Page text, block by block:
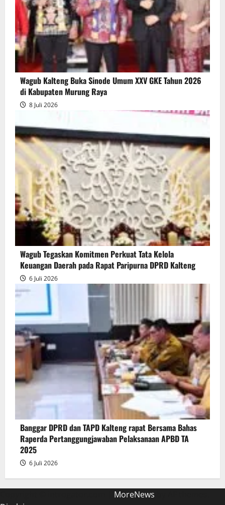
Wagub Kalteng Buka Sinode Umum XXV GKE Tahun 2026
di Kabupaten Murung Raya
8 Juli 2026
Wagub Tegaskan Komitmen Perkuat Tata Kelola
Keuangan Daerah pada Rapat Paripurna DPRD Kalteng
6 Juli 2026
Banggar DPRD dan TAPD Kalteng rapat Bersama Bahas
Raperda Pertanggungjawaban Pelaksanaan APBD TA
2025
6 Juli 2026
MoreNews